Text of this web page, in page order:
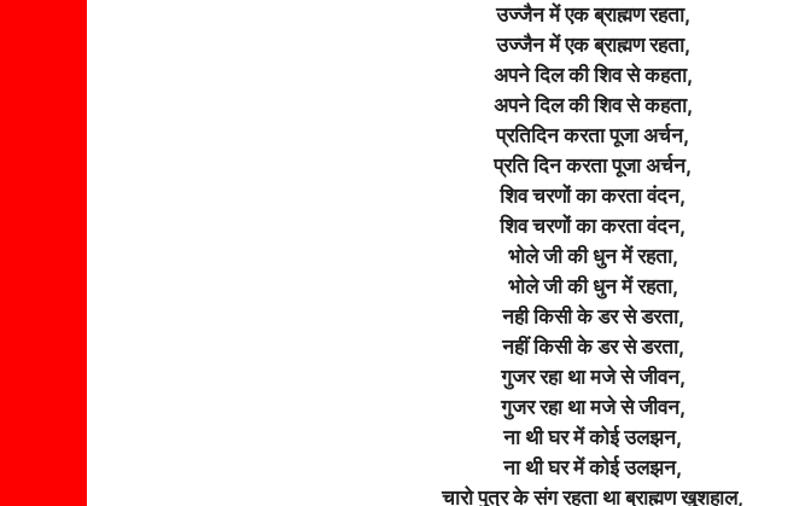
उज्जैन में एक ब्राह्मण रहता,
उज्जैन में एक ब्राह्मण रहता,
अपने दिल की शिव से कहता,
अपने दिल की शिव से कहता,
प्रतिदिन करता पूजा अर्चन,
प्रति दिन करता पूजा अर्चन,
शिव चरणों का करता वंदन,
शिव चरणों का करता वंदन,
भोले जी की धुन में रहता,
भोले जी की धुन में रहता,
नही किसी के डर से डरता,
नहीं किसी के डर से डरता,
गुजर रहा था मजे से जीवन,
गुजर रहा था मजे से जीवन,
ना थी घर में कोई उलझन,
ना थी घर में कोई उलझन,
चारो पुत्र के संग रहता था ब्राह्मण खुशहाल,